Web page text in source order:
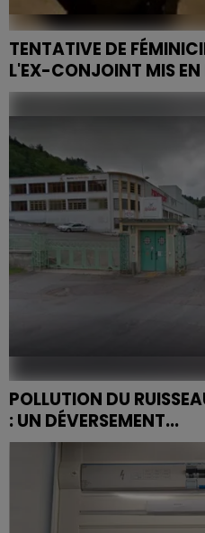
TENTATIVE DE
L'EX-CONJOINT MIS EN
Dans la nuit du 29 au 30
ans a été grièvement
son ex-conjoint sur un
POLLUTION DU
: UN DÉVERSEMENT...
Environ 3 000 litres de lait
accidentellement déversés
vosgien de première